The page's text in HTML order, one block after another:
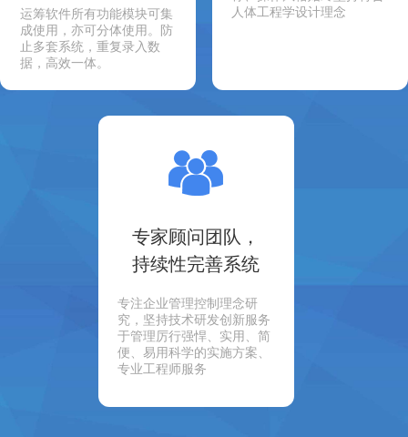
运筹软件所有功能模块可集
成使用，亦可分体使用。防
止多套系统，重复录入数
据，高效一体。
人体工程学设计理念
专家顾问团队，
持续性完善系统
专注企业管理控制理念研
究，坚持技术研发创新服务
于管理厉行强悍、实用、简
便、易用科学的实施方案、
专业工程师服务